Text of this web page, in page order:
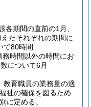
各期間の直前の1月、
たそれぞれの期間に
て80時間
時間以外の時間にお
について6月
教育職員の業務量の適
祉の確保を図るため
に定める。